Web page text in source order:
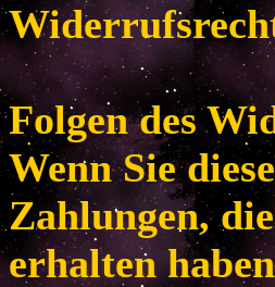
Folgen des
Wenn Sie
Zahlungen,
erhalten